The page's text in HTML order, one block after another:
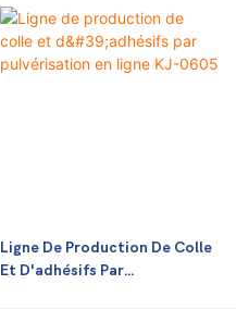
Ligne De Production De Colle
Et D'adhésifs Par